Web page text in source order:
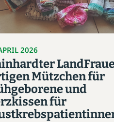
2026
Mützchen für
und
für